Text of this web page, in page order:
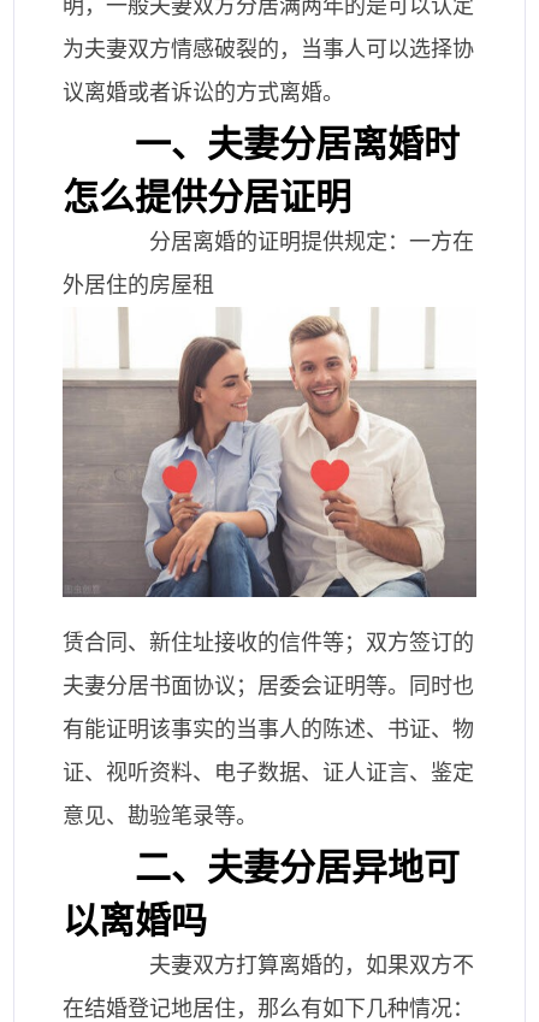
明，一般夫妻双方分居满两年的是可以认定
为夫妻双方情感破裂的，当事人可以选择协
议离婚或者诉讼的方式离婚。
一、夫妻分居离婚时
怎么提供分居证明
分居离婚的证明提供规定：一方在
外居住的房屋租
赁合同、新住址接收的信件等；双方签订的
夫妻分居书面协议；居委会证明等。同时也
有能证明该事实的当事人的陈述、书证、物
证、视听资料、电子数据、证人证言、鉴定
意见、勘验笔录等。
二、夫妻分居异地可
以离婚吗
夫妻双方打算离婚的，如果双方不
在结婚登记地居住，那么有如下几种情况：